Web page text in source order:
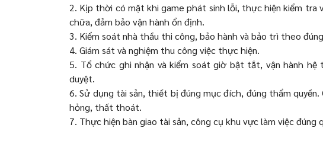
2. Kịp thời có mặt khi game phát sinh lỗi, thực hiện kiểm tra
chữa, đảm bảo vận hành ổn định.
3. Kiểm soát nhà thầu thi công, bảo hành và bảo trì theo
4. Giám sát và nghiệm thu công việc thực hiện.
5. Tổ chức ghi nhận và kiểm soát giờ bật tắt, vận hành
duyệt.
6. Sử dụng tài sản, thiết bị đúng mục đích, đúng thẩm
hỏng, thất thoát.
7. Thực hiện bàn giao tài sản, công cụ khu vực làm việc đúng